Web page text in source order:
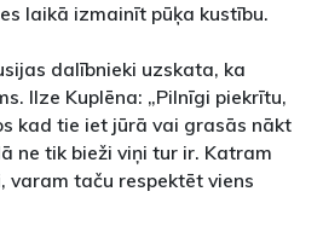
laikā izmainīt pūķa kustību.
dalībnieki uzskata, ka
Ilze Kuplēna: „Pilnīgi piekrītu,
kad tie iet jūrā vai grasās nākt
ne tik bieži viņi tur ir. Katram
varam taču respektēt viens